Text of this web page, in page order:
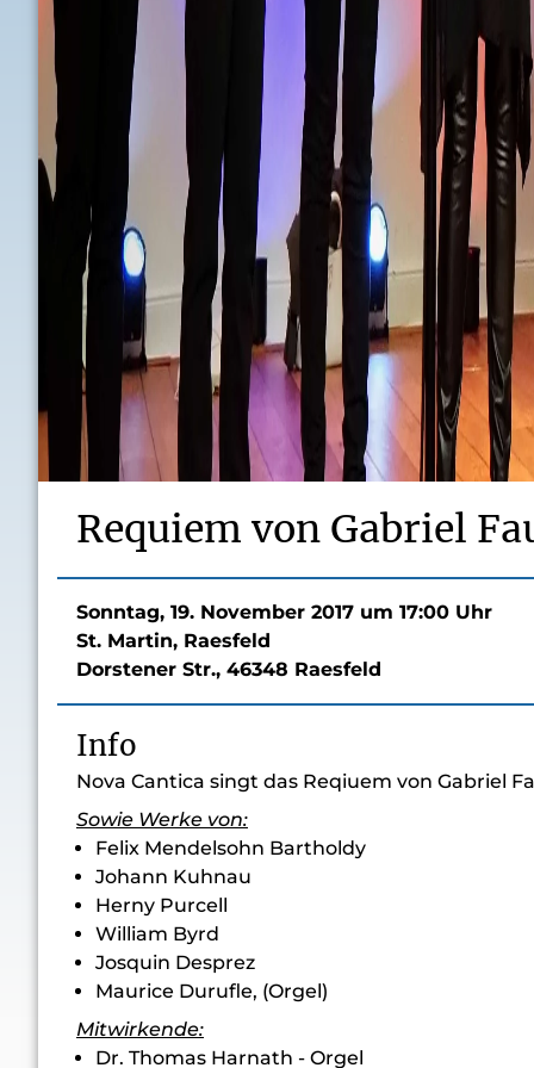
Requiem von Gabriel
Sonntag, 19. November 2017 um 17:00 Uhr
St. Martin, Raesfeld
Dorstener Str., 46348 Raesfeld
Info
Nova Cantica singt das Reqiuem von Gabriel
Sowie Werke von:
Felix Mendelsohn Bartholdy
Johann Kuhnau
Herny Purcell
William Byrd
Josquin Desprez
Maurice Durufle, (Orgel)
Mitwirkende:
Dr. Thomas Harnath - Orgel